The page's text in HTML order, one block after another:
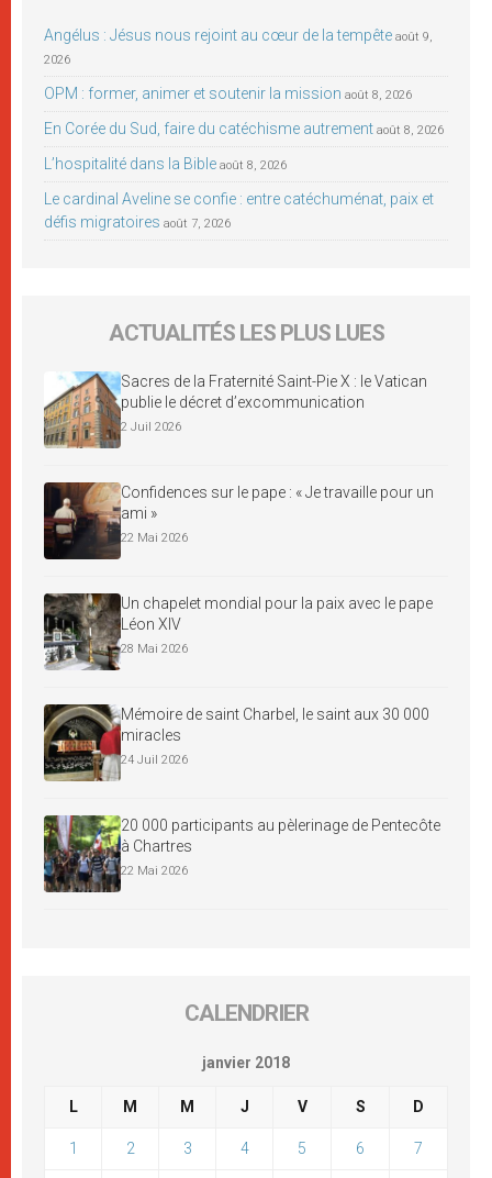
Angélus : Jésus nous rejoint au cœur de la tempête août 9,
2026
OPM : former, animer et soutenir la mission août 8, 2026
En Corée du Sud, faire du catéchisme autrement août 8, 2026
L’hospitalité dans la Bible août 8, 2026
Le cardinal Aveline se confie : entre catéchuménat, paix et
défis migratoires août 7, 2026
ACTUALITÉS LES PLUS LUES
Sacres de la Fraternité Saint-Pie X : le Vatican
publie le décret d’excommunication
2 Juil 2026
Confidences sur le pape : « Je travaille pour un
ami »
22 Mai 2026
Un chapelet mondial pour la paix avec le pape
Léon XIV
28 Mai 2026
Mémoire de saint Charbel, le saint aux 30 000
miracles
24 Juil 2026
20 000 participants au pèlerinage de Pentecôte
à Chartres
22 Mai 2026
CALENDRIER
janvier 2018
L M M J V S D
1 2 3 4 5 6 7